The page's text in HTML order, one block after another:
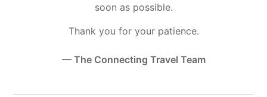
soon as possible.
Thank you for your patience.
— The Connecting Travel Team